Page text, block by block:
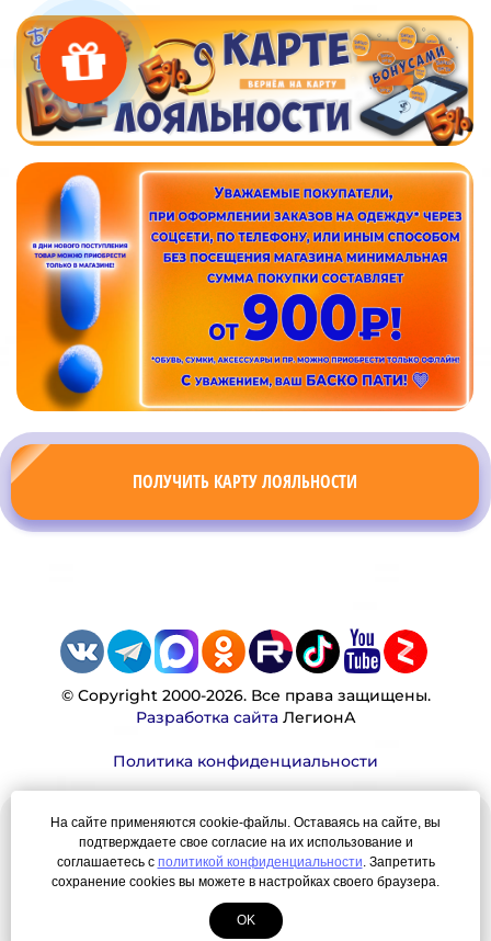
ПОЛУЧИТЬ КАРТУ ЛОЯЛЬНОСТИ
© Copyright 2000-2026. Все права защищены.
Разработка сайтаЛегионА
Политика конфиденциальности
Наша миссия:
Мы — честно, много, давно продаем вещи,
которые Вы ищете. Для нас главная ценность —
результат для нашего клиента!
На сайте применяются cookie-файлы. Оставаясь на сайте, вы
подтверждаете свое согласие на их использование и
соглашаетесь с политикой конфиденциальности. Запретить
сохранение cookies вы можете в настройках своего браузера.
OK